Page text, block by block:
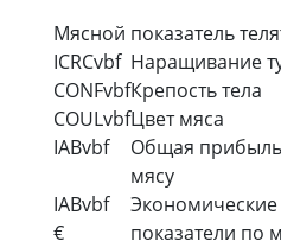
Мясной показатель
ICRCvbf Наращивание
CONFvbfКрепость тела
COULvbfЦвет мяса
IABvbf
Общая
мясу
IABvbf
€
Экономические
показатели по